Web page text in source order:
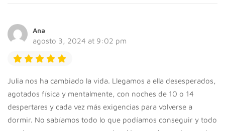
Ana
agosto 3, 2024 at 9:02 pm
Julia nos ha cambiado la vida. Llegamos a ella desesperados,
agotados física y mentalmente, con noches de 10 o 14
despertares y cada vez más exigencias para volverse a
dormir. No sabíamos todo lo que podíamos conseguir y todo